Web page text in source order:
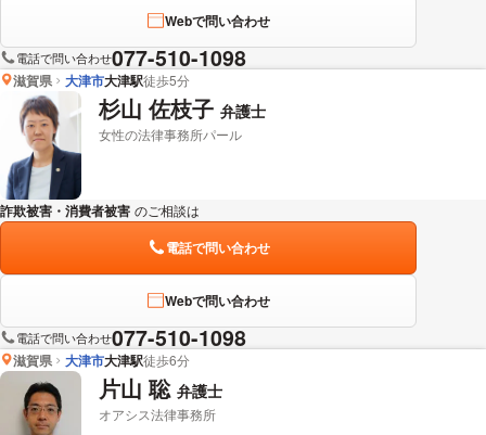
Webで問い合わせ
電話で問い合わせ077-510-1098
滋賀県 大津市大津駅徒歩5分
杉山 佐枝子 弁護士
女性の法律事務所パール
詐欺被害・消費者被害 のご相談は
電話で問い合わせ
Webで問い合わせ
電話で問い合わせ077-510-1098
滋賀県 大津市大津駅徒歩6分
片山 聡 弁護士
オアシス法律事務所